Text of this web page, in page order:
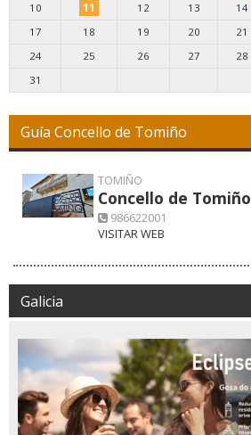
10
11 12 13 14
17
18 19 20 21
24
25 26 27 28
31
Guía Concello de Tomiño
TOMIÑO
Concello de Tomiño
986622001
VISITAR WEB
Galicia